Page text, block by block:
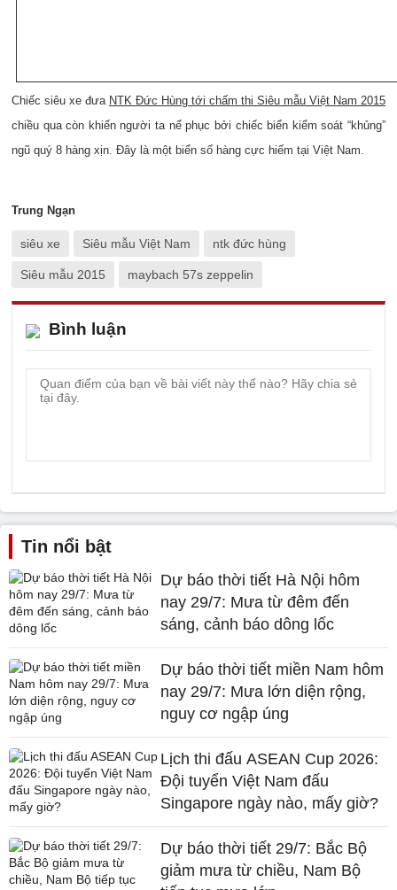
Chiếc siêu xe đưa NTK Đức Hùng tới chấm thi Siêu mẫu Việt Nam 2015
chiều qua còn khiến người ta nể phục bởi chiếc biển kiểm soát “khủng”
ngũ quý 8 hàng xịn. Đây là một biển số hàng cực hiếm tại Việt Nam.
Trung Ngạn
siêu xe Siêu mẫu Việt Nam ntk đức hùng
Siêu mẫu 2015 maybach 57s zeppelin
Bình luận
Tin nổi bật
Dự báo thời tiết Hà Nội hôm
nay 29/7: Mưa từ đêm đến
sáng, cảnh báo dông lốc
Dự báo thời tiết miền Nam hôm
nay 29/7: Mưa lớn diện rộng,
nguy cơ ngập úng
Lịch thi đấu ASEAN Cup 2026:
Đội tuyển Việt Nam đấu
Singapore ngày nào, mấy giờ?
Dự báo thời tiết 29/7: Bắc Bộ
giảm mưa từ chiều, Nam Bộ